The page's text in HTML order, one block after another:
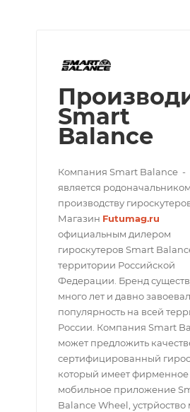
Smart
Balance
Компания Smart Balance -
является
производству
Магазин Futumag.ru
официальным дилером
гироскутеров Smart
территории Российской
Федерации. Бренд
много лет и давно завоевал
популярность на всей
России. Компания Smart
может предложить
сертифицированный
который имеет фирменное
мобильное приложение
Balance Wheel,